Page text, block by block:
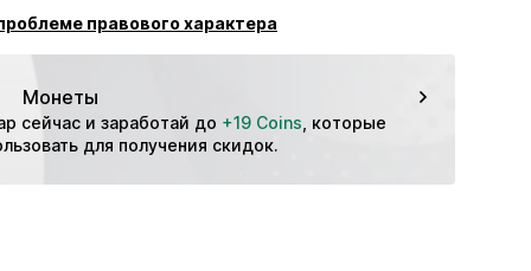
правового характера
Монеты
сейчас и заработай до +19 Coins , которые
для получения скидок.